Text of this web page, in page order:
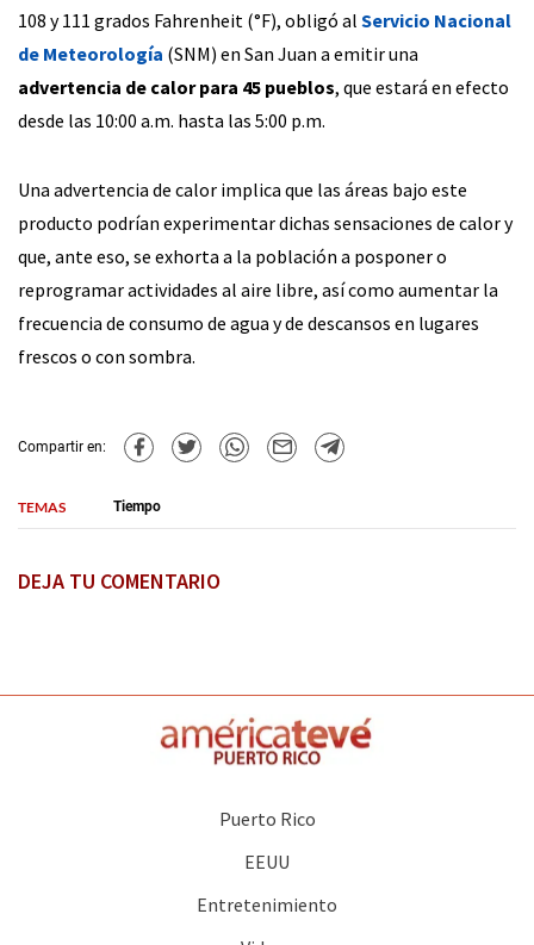
108 y 111 grados Fahrenheit (°F), obligó al Servicio Nacional
de Meteorología (SNM) en San Juan a emitir una
advertencia de calor para 45 pueblos, que estará en efecto
desde las 10:00 a.m. hasta las 5:00 p.m.
Una advertencia de calor implica que las áreas bajo este
producto podrían experimentar dichas sensaciones de calor y
que, ante eso, se exhorta a la población a posponer o
reprogramar actividades al aire libre, así como aumentar la
frecuencia de consumo de agua y de descansos en lugares
frescos o con sombra.
Compartir en:
TEMAS Tiempo
DEJA TU COMENTARIO
Puerto Rico
EEUU
Entretenimiento